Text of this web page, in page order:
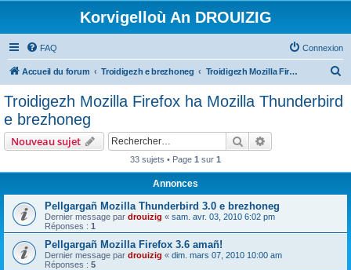
Korvigelloù An DROUIZIG
FAQ Connexion
Accueil du forum Troidigezh e brezhoneg Troidigezh Mozilla Firefox ha Mozilla Thunderbird e brezhoneg
Troidigezh Mozilla Firefox ha Mozilla Thunderbird
e brezhoneg
Nouveau sujet Rechercher
33 sujets • Page 1 sur 1
Annonces
Pellgargañ Mozilla Thunderbird 3.0 e brezhoneg
Dernier message par drouizig « sam. avr. 03, 2010 6:02 pm
Réponses : 1
Pellgargañ Mozilla Firefox 3.6 amañ!
Dernier message par drouizig « dim. mars 07, 2010 10:00 am
Réponses : 5